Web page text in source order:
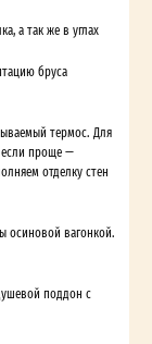
а так же в углах
бруса
термос. Для
если проще —
отделку стен
осиновой вагонкой.
поддон с